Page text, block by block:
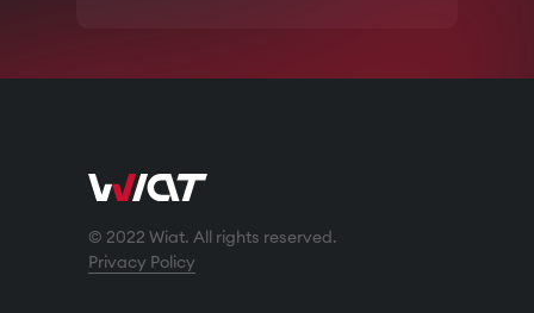
© 2022 Wiat. All rights reserved.
Privacy Policy